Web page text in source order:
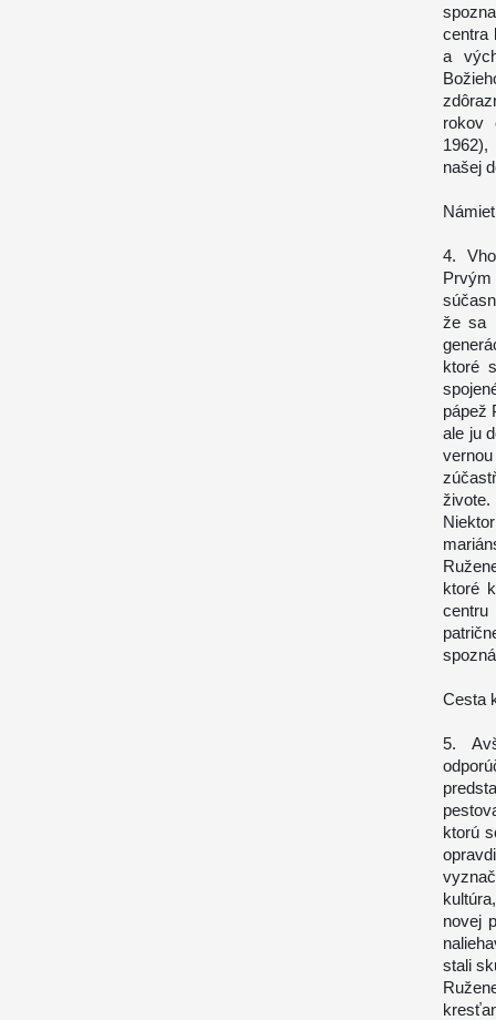
centra
a
rokov
našej
4.
že sa
ktoré
pápež
ale ju
živote.
ktoré
Cesta
5.
ktorú
novej
stali